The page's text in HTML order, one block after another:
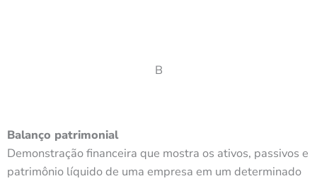
B
Balanço patrimonial
Demonstração financeira que mostra os ativos, passivos e
patrimônio líquido de uma empresa em um determinado